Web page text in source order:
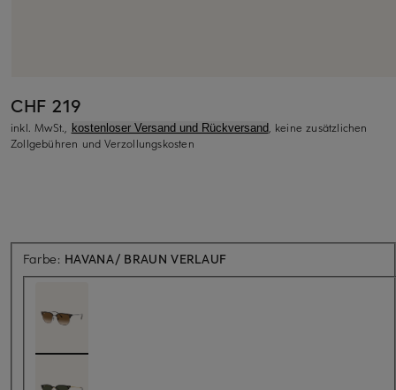
CHF 219
inkl. MwSt., kostenloser Versand und Rückversand, keine zusätzlichen
Zollgebühren und Verzollungskosten
Farbe: HAVANA/ BRAUN VERLAUF